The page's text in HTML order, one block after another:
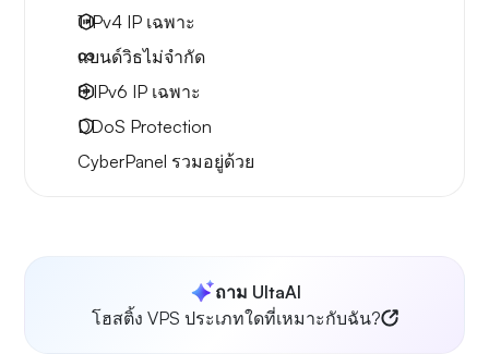
1 IPv4 IP เฉพาะ
แบนด์วิธไม่จำกัด
8 IPv6 IP เฉพาะ
DDoS Protection
CyberPanel รวมอยู่ด้วย
ถาม UltaAI
โฮสติ้ง VPS ประเภทใดที่เหมาะกับฉัน?